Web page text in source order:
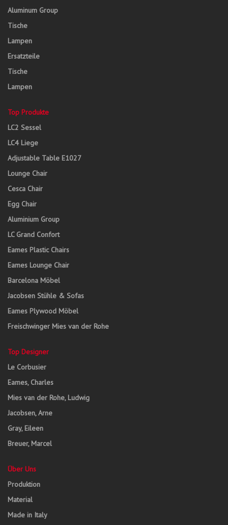
Aluminum Group
Tische
Lampen
Ersatzteile
Tische
Lampen
Top Produkte
LC2 Sessel
LC4 Liege
Adjustable Table E1027
Lounge Chair
Cesca Chair
Egg Chair
Aluminium Group
LC Grand Confort
Eames Plastic Chairs
Eames Lounge Chair
Barcelona Möbel
Jacobsen Stühle & Sofas
Eames Plywood Möbel
Freischwinger Mies van der Rohe
Top Designer
Le Corbusier
Eames, Charles
Mies van der Rohe, Ludwig
Jacobsen, Arne
Gray, Eileen
Breuer, Marcel
Über Uns
Produktion
Material
Made in Italy